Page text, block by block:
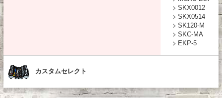
SKX0012
SKX0514
SK120-M
SKC-MA
EKP-5
カスタムセレクト